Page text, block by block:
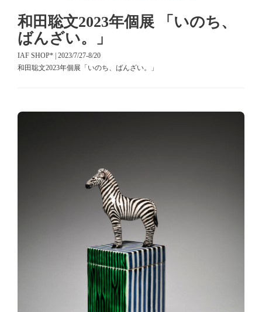
和田聡文2023年個展 「いのち、
ばんざい。」
IAF SHOP* | 2023/7/27-8/20
和田聡文2023年個展「いのち、ばんざい。」